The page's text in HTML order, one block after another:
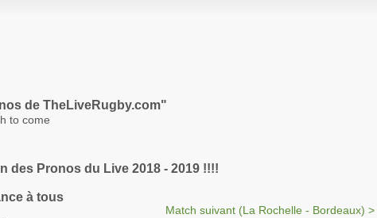
de TheLiveRugby.com"
to come
des Pronos du Live 2018 - 2019 !!!!
à tous
Match suivant (La Rochelle - Bordeaux) >